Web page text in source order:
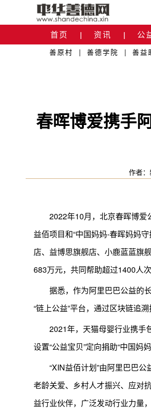
首页 | 资讯 | 公
关于我们
善原村 | 善德学院 | 善益
春晖博爱携手
作者
2022年10月，北京春晖博爱
益佰项目和“中国妈妈-春晖妈妈
店、益博思旗舰店、小鹿蓝蓝旗
683万元，共同帮助超过1400人
据悉，作为阿里巴巴公益的
“链上公益”平台，通过区块链追
2021年，天猫母婴行业携手
设置“公益宝贝”定向捐助“中国妈
“XIN益佰计划”由阿里巴巴
老龄关爱、乡村人才振兴、应对
益行业伙伴，广泛发动行业力量